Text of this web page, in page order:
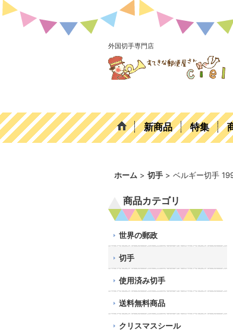
外国切手専門店
新商品 特集
ホーム > 切手 > ベルギー切手
商品カテゴリ
世界の郵政
切手
使用済み切手
送料無料商品
クリスマスシール